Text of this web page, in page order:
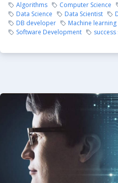
Algorithms Computer Science
Data Science
Data Scientist
DB developer
Machine learning
Software Development